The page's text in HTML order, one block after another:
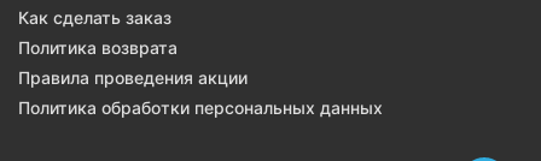
Как сделать заказ
Политика возврата
Правила проведения акции
Политика обработки персональных данных